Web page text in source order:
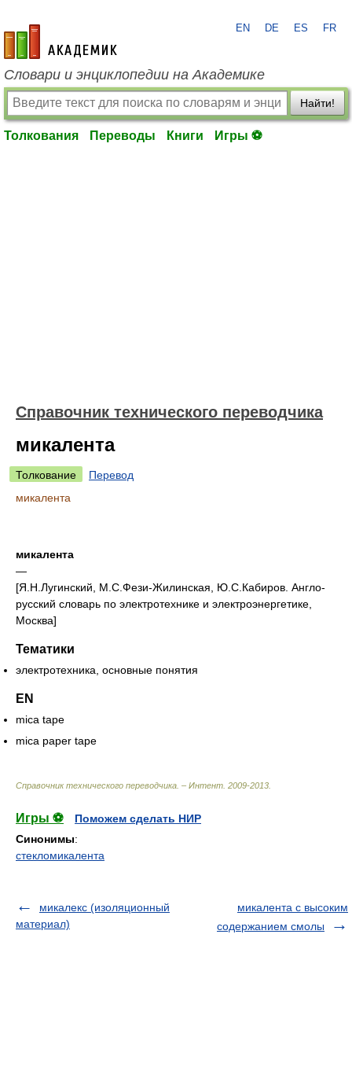
academic.ru
EN DE ES FR
Словари и энциклопедии на Академике
Найти!
Толкования Переводы Книги Игры ⚽
Справочник технического переводчика
микалента
Толкование
Перевод
микалента
микалента
—
[Я.Н.Лугинский, М.С.Фези-Жилинская, Ю.С.Кабиров. Англо-
русский словарь по электротехнике и электроэнергетике,
Москва]
Тематики
электротехника, основные понятия
EN
mica tape
mica paper tape
Справочник технического переводчика. – Интент 2009-2013
Игры ⚽
Поможем сделать НИР
Синонимы:
стекломикалента
микалекс (изоляционный
материал)
микалента с высоким
содержанием смолы